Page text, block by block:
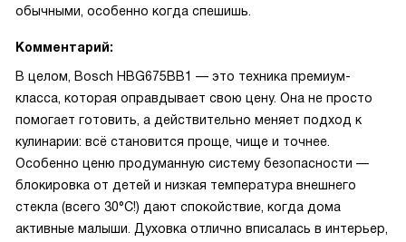
обычными, особенно когда спешишь.
Комментарий:
В целом, Bosch HBG675BB1 — это техника премиум-
класса, которая оправдывает свою цену. Она не просто
помогает готовить, а действительно меняет подход к
кулинарии: всё становится проще, чище и точнее.
Особенно ценю продуманную систему безопасности —
блокировка от детей и низкая температура внешнего
стекла (всего 30°C!) дают спокойствие, когда дома
активные малыши. Духовка отлично вписалась в интерьер,